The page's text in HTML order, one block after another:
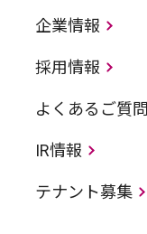
企業情報
採用情報
よくあるご質問
IR情報
テナント募集